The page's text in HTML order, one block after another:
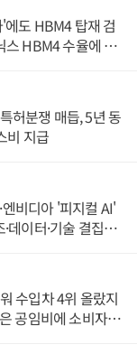
도 HBM4 탑재 검
스 HBM4 수율에 주
허분쟁 매듭, 5년 동
비 지급
비디아 '피지컬 AI'
데이터·기술 결집
수입차 4위 올랐지
공임비에 소비자